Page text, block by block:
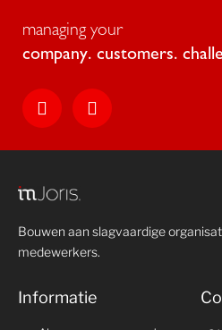
managing your
company. customers. challe
Bouwen aan slagvaardige
medewerkers.
Informatie